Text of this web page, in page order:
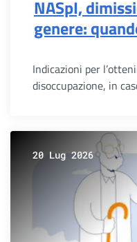
NASpI,
genere:
Indicazioni per
disoccupazione, in
20 Lug 2026